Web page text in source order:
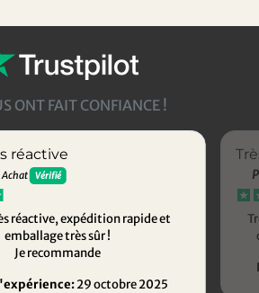
ONT FAIT CONFIANCE !
réactive
Achat Vérifié
réactive, expédition rapide et
emballage très sûr !
Je recommande
29 octobre 2025